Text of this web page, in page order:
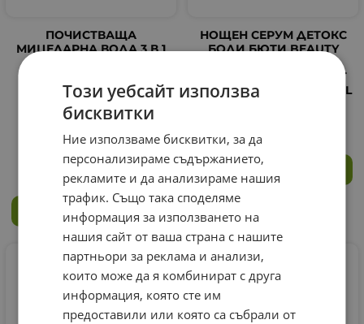
ПОЧИСТВАЩА
МИЦЕЛАРНА ВОДА 3 В 1
ЗА ЧУВСТВИТЕЛНА И
БОДИ БЮТИ БИЛЕ MW
250 мл. / BODI BEAUTY
BILLE MW PURIFYING
MICELLAR WATER
€ / 6.94 лв.
КУПИ
НОЩЕН СЕРУМ ДЕТОКС
БОДИ БЮТИ BEAUTY
BEAUTY BEAUTY BOOST
ANTI-AGE OVERNIGHT OIL
КУПИ
Този уебсайт използва
бисквитки
Ние използваме бисквитки, за да
персонализираме съдържанието,
рекламите и да анализираме нашия
трафик. Също така споделяме
информация за използването на
нашия сайт от ваша страна с нашите
партньори за реклама и анализи,
които може да я комбинират с друга
информация, която сте им
предоставили или която са събрали от